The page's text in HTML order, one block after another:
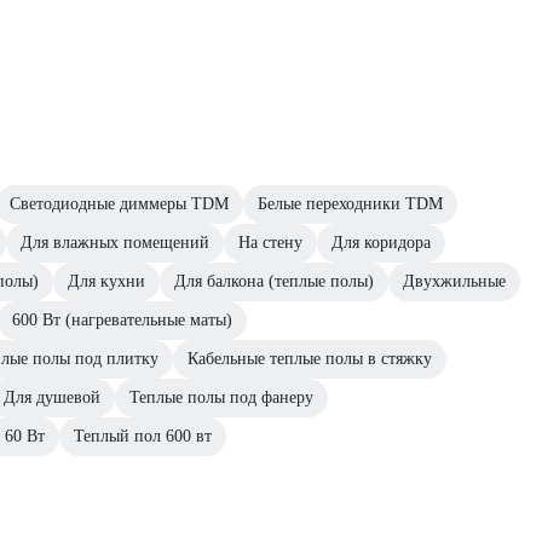
Светодиодные диммеры TDM Белые переходники TDM
Для влажных помещений На стену Для коридора
Для кухни Для балкона (теплые полы) Двухжильные
600 Вт (нагревательные маты)
полы под плитку Кабельные теплые полы в стяжку
Для душевой Теплые полы под фанеру
60 Вт Теплый пол 600 вт